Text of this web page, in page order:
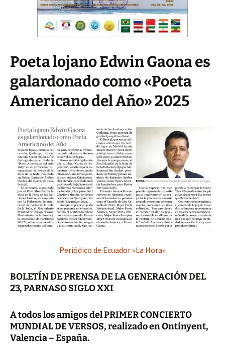
Poeta lojano Edwin Gaona es
galardonado como «Poeta
Americano del Año» 2025
Periódico de Ecuador «La Hora»
BOLETÍN DE PRENSA DE LA GENERACIÓN DEL
23, PARNASO SIGLO XXI
A todos los amigos del PRIMER CONCIERTO
MUNDIAL DE VERSOS, realizado en Ontinyent,
Valencia – España.